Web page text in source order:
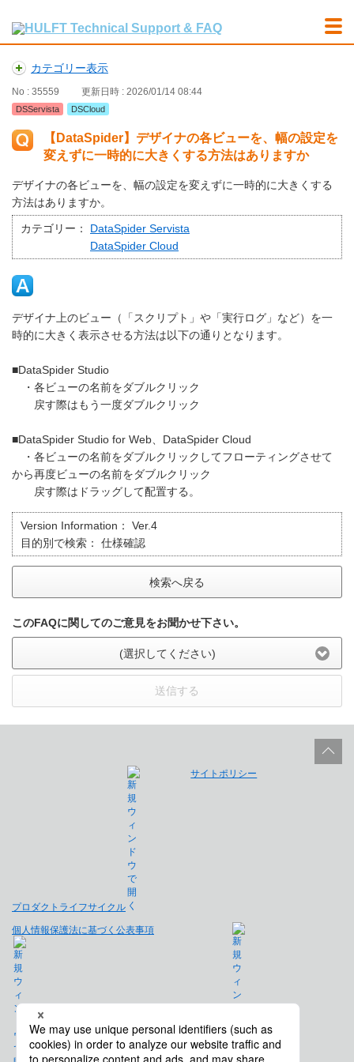
カテゴリー表示
No : 35559 更新日時 : 2026/01/14 08:44
DSServista DSCloud
【DataSpider】デザイナの各ビューを、幅の設定を
変えずに一時的に大きくする方法はありますか
デザイナの各ビューを、幅の設定を変えずに一時的に大きくする
方法はありますか。
カテゴリー：
DataSpider Servista
DataSpider Cloud
デザイナ上のビュー（「スクリプト」や「実行ログ」など）を一
時的に大きく表示させる方法は以下の通りとなります。
■DataSpider Studio
・各ビューの名前をダブルクリック
戻す際はもう一度ダブルクリック
■DataSpider Studio for Web、DataSpider Cloud
・各ビューの名前をダブルクリックしてフローティングさせて
から再度ビューの名前をダブルクリック
戻す際はドラッグして配置する。
Version Information：
Ver.4
目的別で検索：
仕様確認
検索へ戻る
このFAQに関してのご意見をお聞かせ下さい。
(選択してください)
送信する
プロダクトライフサイクル
サイトポリシー
個人情報保護法に基づく公表事項